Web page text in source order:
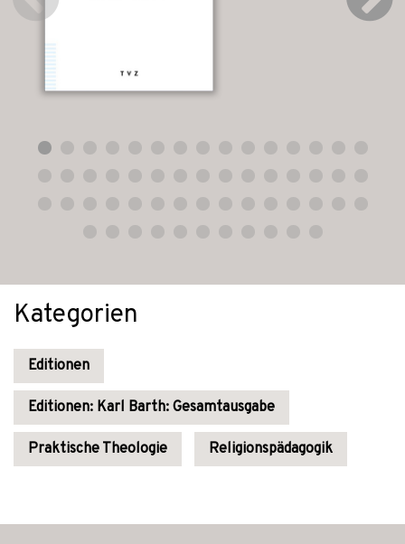
Kategorien
Editionen
Editionen: Karl Barth: Gesamtausgabe
Praktische Theologie Religionspädagogik